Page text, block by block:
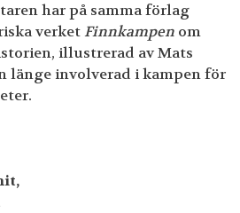
har på samma förlag
verketFinnkampen om
illustrerad av Mats
länge involverad i kampen för